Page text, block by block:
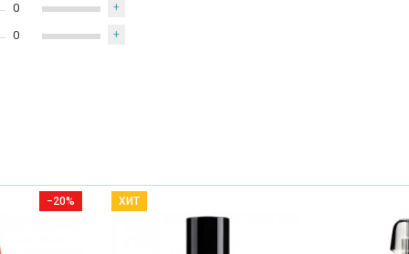
0 +
0 +
−20% ХИТ